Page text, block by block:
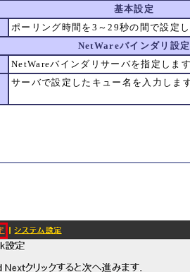
基本設定
ポーリング時間を3～29秒の間で設定
NetWareバインダリ設定
NetWareバインダリサーバを指定しま
サーバで設定したキュー名を入力しま